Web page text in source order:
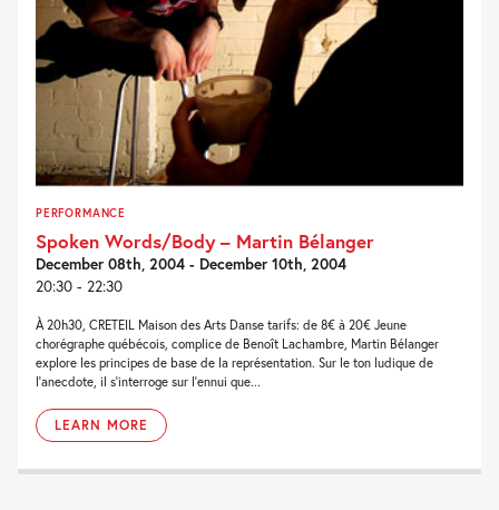
PERFORMANCE
Spoken Words/Body – Martin Bélanger
December 08th, 2004 - December 10th, 2004
20:30 - 22:30
À 20h30, CRETEIL Maison des Arts Danse tarifs: de 8€ à 20€ Jeune
chorégraphe québécois, complice de Benoît Lachambre, Martin Bélanger
explore les principes de base de la représentation. Sur le ton ludique de
l’anecdote, il s’interroge sur l’ennui que...
LEARN MORE